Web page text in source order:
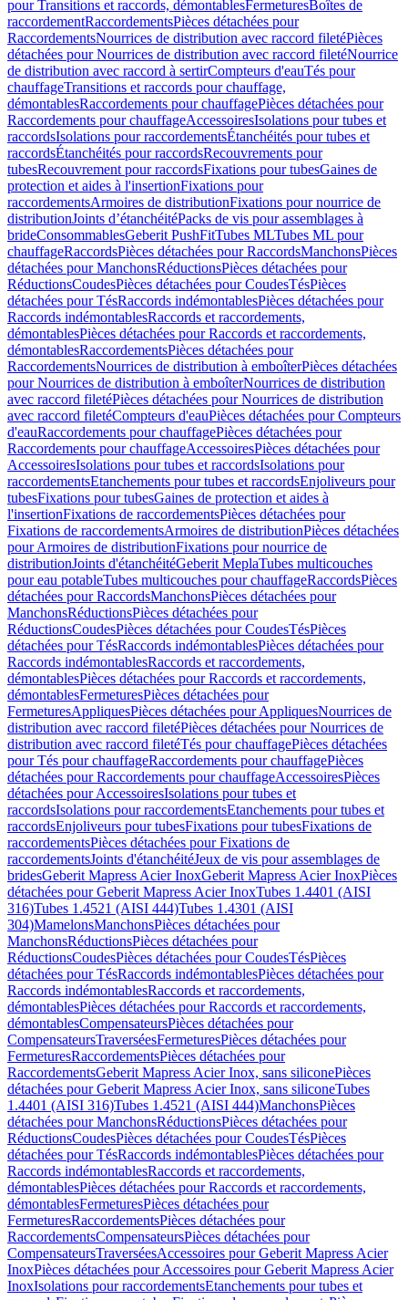
pour Transitions et raccords, démontablesFermeturesBoîtes de
raccordementRaccordementsPièces détachées pour
RaccordementsNourrices de distribution avec raccord filetéPièces
détachées pour Nourrices de distribution avec raccord filetéNourrice
de distribution avec raccord à sertirCompteurs d'eauTés pour
chauffageTransitions et raccords pour chauffage,
démontablesRaccordements pour chauffagePièces détachées pour
Raccordements pour chauffageAccessoiresIsolations pour tubes et
raccordsIsolations pour raccordementsÉtanchéités pour tubes et
raccordsÉtanchéités pour raccordsRecouvrements pour
tubesRecouvrement pour raccordsFixations pour tubesGaines de
protection et aides à l'insertionFixations pour
raccordementsArmoires de distributionFixations pour nourrice de
distributionJoints d’étanchéitéPacks de vis pour assemblages à
brideConsommablesGeberit PushFitTubes MLTubes ML pour
chauffageRaccordsPièces détachées pour RaccordsManchonsPièces
détachées pour ManchonsRéductionsPièces détachées pour
RéductionsCoudesPièces détachées pour CoudesTésPièces
détachées pour TésRaccords indémontablesPièces détachées pour
Raccords indémontablesRaccords et raccordements,
démontablesPièces détachées pour Raccords et raccordements,
démontablesRaccordementsPièces détachées pour
RaccordementsNourrices de distribution à emboîterPièces détachées
pour Nourrices de distribution à emboîterNourrices de distribution
avec raccord filetéPièces détachées pour Nourrices de distribution
avec raccord filetéCompteurs d'eauPièces détachées pour Compteurs
d'eauRaccordements pour chauffagePièces détachées pour
Raccordements pour chauffageAccessoiresPièces détachées pour
AccessoiresIsolations pour tubes et raccordsIsolations pour
raccordementsEtanchements pour tubes et raccordsEnjoliveurs pour
tubesFixations pour tubesGaines de protection et aides à
l'insertionFixations de raccordementsPièces détachées pour
Fixations de raccordementsArmoires de distributionPièces détachées
pour Armoires de distributionFixations pour nourrice de
distributionJoints d'étanchéitéGeberit MeplaTubes multicouches
pour eau potableTubes multicouches pour chauffageRaccordsPièces
détachées pour RaccordsManchonsPièces détachées pour
ManchonsRéductionsPièces détachées pour
RéductionsCoudesPièces détachées pour CoudesTésPièces
détachées pour TésRaccords indémontablesPièces détachées pour
Raccords indémontablesRaccords et raccordements,
démontablesPièces détachées pour Raccords et raccordements,
démontablesFermeturesPièces détachées pour
FermeturesAppliquesPièces détachées pour AppliquesNourrices de
distribution avec raccord filetéPièces détachées pour Nourrices de
distribution avec raccord filetéTés pour chauffagePièces détachées
pour Tés pour chauffageRaccordements pour chauffagePièces
détachées pour Raccordements pour chauffageAccessoiresPièces
détachées pour AccessoiresIsolations pour tubes et
raccordsIsolations pour raccordementsEtanchements pour tubes et
raccordsEnjoliveurs pour tubesFixations pour tubesFixations de
raccordementsPièces détachées pour Fixations de
raccordementsJoints d'étanchéitéJeux de vis pour assemblages de
bridesGeberit Mapress Acier InoxGeberit Mapress Acier InoxPièces
détachées pour Geberit Mapress Acier InoxTubes 1.4401 (AISI
316)Tubes 1.4521 (AISI 444)Tubes 1.4301 (AISI
304)MamelonsManchonsPièces détachées pour
ManchonsRéductionsPièces détachées pour
RéductionsCoudesPièces détachées pour CoudesTésPièces
détachées pour TésRaccords indémontablesPièces détachées pour
Raccords indémontablesRaccords et raccordements,
démontablesPièces détachées pour Raccords et raccordements,
démontablesCompensateursPièces détachées pour
CompensateursTraverséesFermeturesPièces détachées pour
FermeturesRaccordementsPièces détachées pour
RaccordementsGeberit Mapress Acier Inox, sans siliconePièces
détachées pour Geberit Mapress Acier Inox, sans siliconeTubes
1.4401 (AISI 316)Tubes 1.4521 (AISI 444)ManchonsPièces
détachées pour ManchonsRéductionsPièces détachées pour
RéductionsCoudesPièces détachées pour CoudesTésPièces
détachées pour TésRaccords indémontablesPièces détachées pour
Raccords indémontablesRaccords et raccordements,
démontablesPièces détachées pour Raccords et raccordements,
démontablesFermeturesPièces détachées pour
FermeturesRaccordementsPièces détachées pour
RaccordementsCompensateursPièces détachées pour
CompensateursTraverséesAccessoires pour Geberit Mapress Acier
InoxPièces détachées pour Accessoires pour Geberit Mapress Acier
InoxIsolations pour raccordementsEtanchements pour tubes et